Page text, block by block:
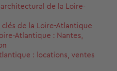
de la Loire-
de la Loire-Atlantique
Atlantique : Nantes,
: locations, ventes